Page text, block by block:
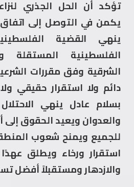
تؤكد أن الحل الجذري
يكمن في التوصل إلى
ينهي القضية
الفلسطينية المستقلة
الشرقية وفق مقررات
دائم ولا استقرار حقيقي
بسلام عادل ينهي
والعدوان ويعيد الحقوق إلى
للجميع ويمنح شعوب
استقرار ورخاء ويطلق
والازدهار ومستقبلاً أفضل